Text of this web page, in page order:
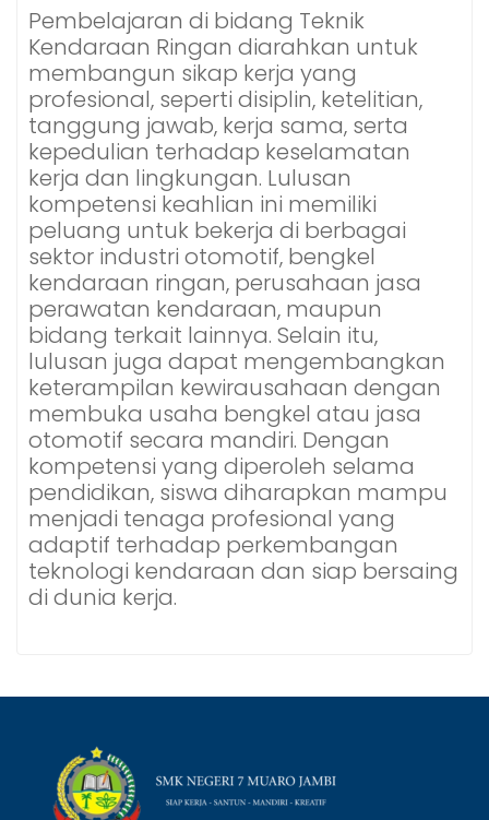
Pembelajaran di bidang Teknik
Kendaraan Ringan diarahkan untuk
membangun sikap kerja yang
profesional, seperti disiplin, ketelitian,
tanggung jawab, kerja sama, serta
kepedulian terhadap keselamatan
kerja dan lingkungan. Lulusan
kompetensi keahlian ini memiliki
peluang untuk bekerja di berbagai
sektor industri otomotif, bengkel
kendaraan ringan, perusahaan jasa
perawatan kendaraan, maupun
bidang terkait lainnya. Selain itu,
lulusan juga dapat mengembangkan
keterampilan kewirausahaan dengan
membuka usaha bengkel atau jasa
otomotif secara mandiri. Dengan
kompetensi yang diperoleh selama
pendidikan, siswa diharapkan mampu
menjadi tenaga profesional yang
adaptif terhadap perkembangan
teknologi kendaraan dan siap bersaing
di dunia kerja.